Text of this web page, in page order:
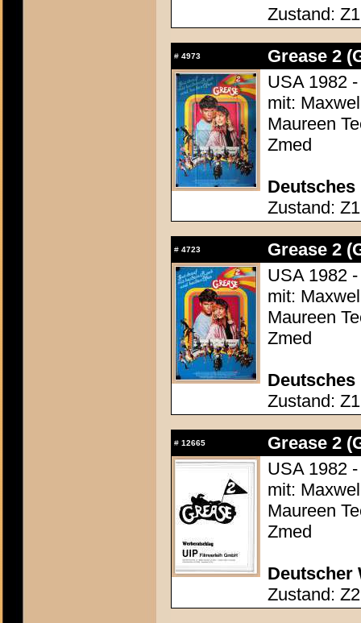
Zustand:
# 4973
Grease 2
USA 1982
mit:
Maureen
Zmed
Deutsches
Zustand:
# 4723
Grease 2
USA 1982
mit:
Maureen
Zmed
Deutsches
Zustand:
# 12665
Grease 2
USA 1982
mit:
Maureen
Zmed
Deutscher
Zustand: Z2